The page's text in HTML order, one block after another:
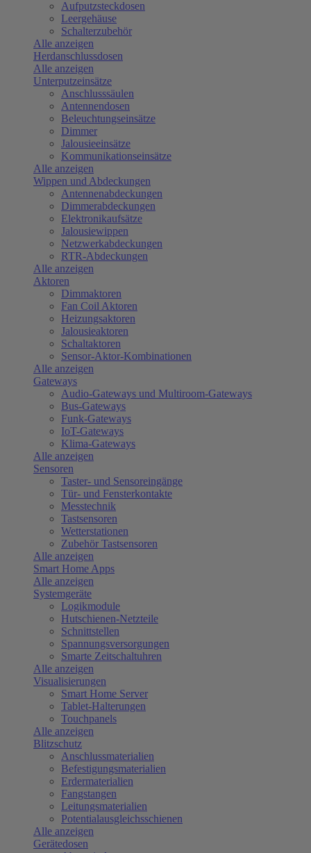
Aufputzsteckdosen
Leergehäuse
Schalterzubehör
Alle anzeigen
Herdanschlussdosen
Alle anzeigen
Unterputzeinsätze
Anschlusssäulen
Antennendosen
Beleuchtungseinsätze
Dimmer
Jalousieeinsätze
Kommunikationseinsätze
Alle anzeigen
Wippen und Abdeckungen
Antennenabdeckungen
Dimmerabdeckungen
Elektronikaufsätze
Jalousiewippen
Netzwerkabdeckungen
RTR-Abdeckungen
Alle anzeigen
Aktoren
Dimmaktoren
Fan Coil Aktoren
Heizungsaktoren
Jalousieaktoren
Schaltaktoren
Sensor-Aktor-Kombinationen
Alle anzeigen
Gateways
Audio-Gateways und Multiroom-Gateways
Bus-Gateways
Funk-Gateways
IoT-Gateways
Klima-Gateways
Alle anzeigen
Sensoren
Taster- und Sensoreingänge
Tür- und Fensterkontakte
Messtechnik
Tastsensoren
Wetterstationen
Zubehör Tastsensoren
Alle anzeigen
Smart Home Apps
Alle anzeigen
Systemgeräte
Logikmodule
Hutschienen-Netzteile
Schnittstellen
Spannungsversorgungen
Smarte Zeitschaltuhren
Alle anzeigen
Visualisierungen
Smart Home Server
Tablet-Halterungen
Touchpanels
Alle anzeigen
Blitzschutz
Anschlussmaterialien
Befestigungsmaterialien
Erdermaterialien
Fangstangen
Leitungsmaterialien
Potentialausgleichsschienen
Alle anzeigen
Gerätedosen